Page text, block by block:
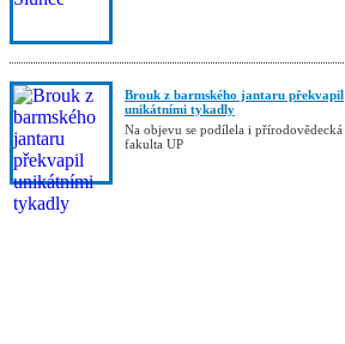
Brouk z barmského jantaru překvapil
unikátními tykadly
Na objevu se podílela i přírodovědecká
fakulta UP